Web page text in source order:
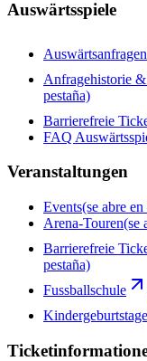
Auswärtsspiele
Auswärtsanfragen
Anfragehistorie
pestaña)
Barrierefreie
FAQ
Veranstaltungen
Events(se abre
Arena-Touren(se
Barrierefreie
pestaña)
Fussballschule
Kindergeburtstage